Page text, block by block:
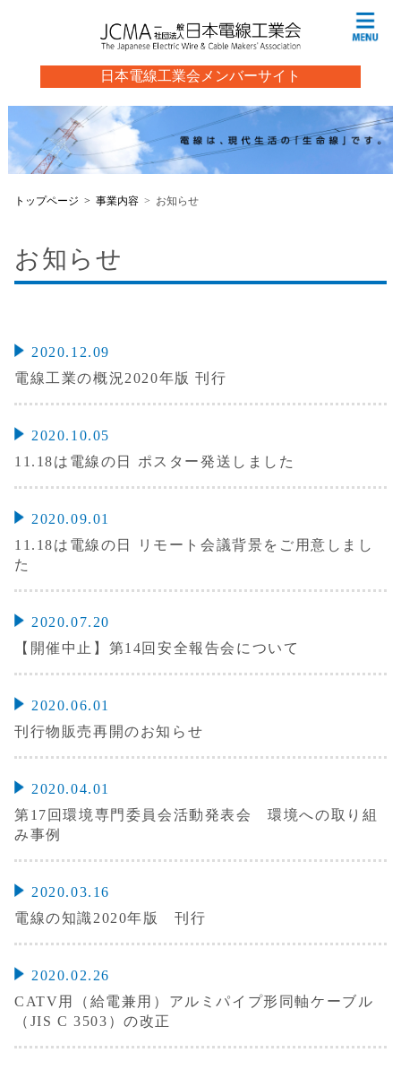
日本電線工業会メンバーサイト
トップページ 事業内容 お知らせ
お知らせ
2020.12.09
電線工業の概況2020年版 刊行
2020.10.05
11.18は電線の日 ポスター発送しました
2020.09.01
11.18は電線の日 リモート会議背景をご用意しまし
た
2020.07.20
【開催中止】第14回安全報告会について
2020.06.01
刊行物販売再開のお知らせ
2020.04.01
第17回環境専門委員会活動発表会 環境への取り組
み事例
2020.03.16
電線の知識2020年版 刊行
2020.02.26
CATV用（給電兼用）アルミパイプ形同軸ケーブル
（JIS C 3503）の改正